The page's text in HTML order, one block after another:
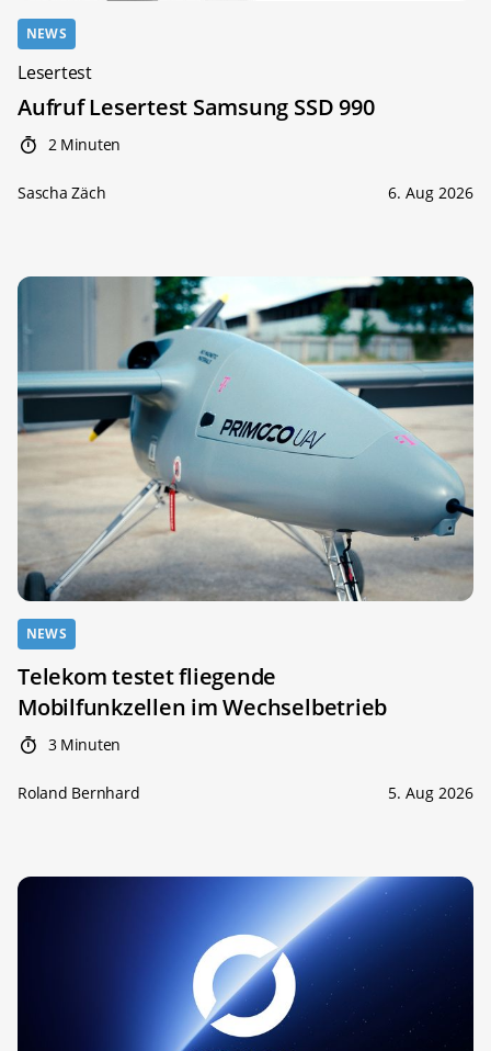
NEWS
Lesertest
Aufruf Lesertest Samsung SSD 990
2 Minuten
Sascha Zäch 6. Aug 2026
NEWS
Telekom testet fliegende
Mobilfunkzellen im Wechselbetrieb
3 Minuten
Roland Bernhard 5. Aug 2026